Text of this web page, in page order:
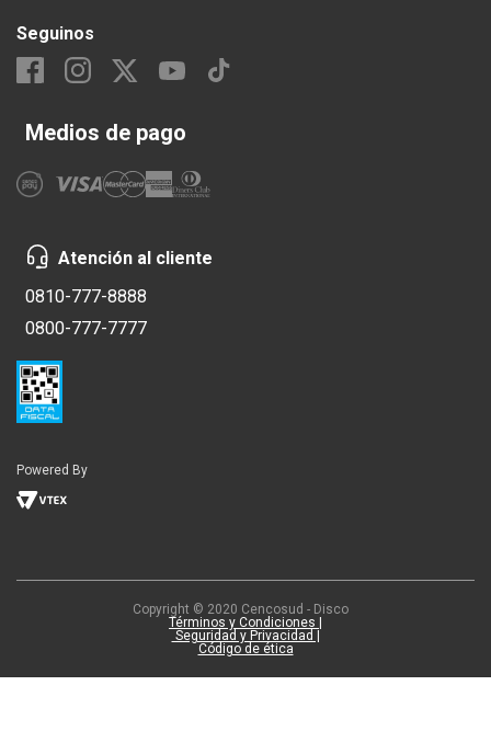
Seguinos
Medios de pago
Atención al cliente
0810-777-8888
0800-777-7777
Powered By
Copyright © 2020 Cencosud - Disco
Términos y Condiciones |
Seguridad y Privacidad |
Código de ética